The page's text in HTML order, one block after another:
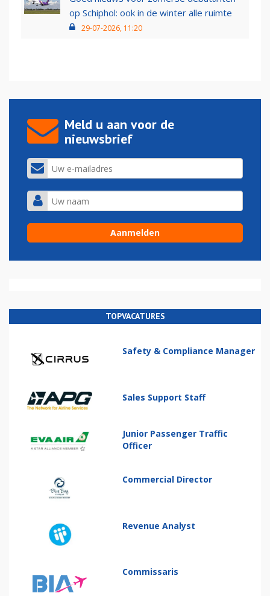
op Schiphol: ook in de winter alle ruimte
29-07-2026, 11:20
Meld u aan voor de
nieuwsbrief
TOPVACATURES
Safety & Compliance Manager
Sales Support Staff
Junior Passenger Traffic
Officer
Commercial Director
Revenue Analyst
Commissaris